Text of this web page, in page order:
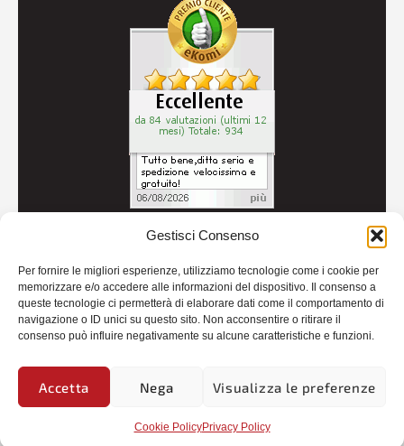
Gestisci Consenso
Per fornire le migliori esperienze, utilizziamo tecnologie come i cookie per
memorizzare e/o accedere alle informazioni del dispositivo. Il consenso a
queste tecnologie ci permetterà di elaborare dati come il comportamento di
navigazione o ID unici su questo sito. Non acconsentire o ritirare il
consenso può influire negativamente su alcune caratteristiche e funzioni.
Accetta Nega Visualizza le preferenze
Cookie PolicyPrivacy Policy
Credits